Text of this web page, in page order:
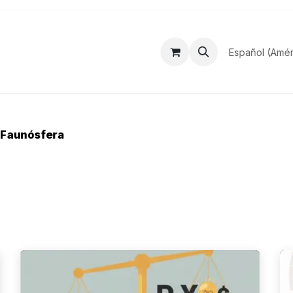
Blog Cartelera
Español
Faunósfera